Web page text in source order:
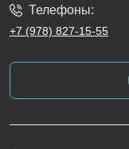
Телефоны:
+7 (978) 827-15-55